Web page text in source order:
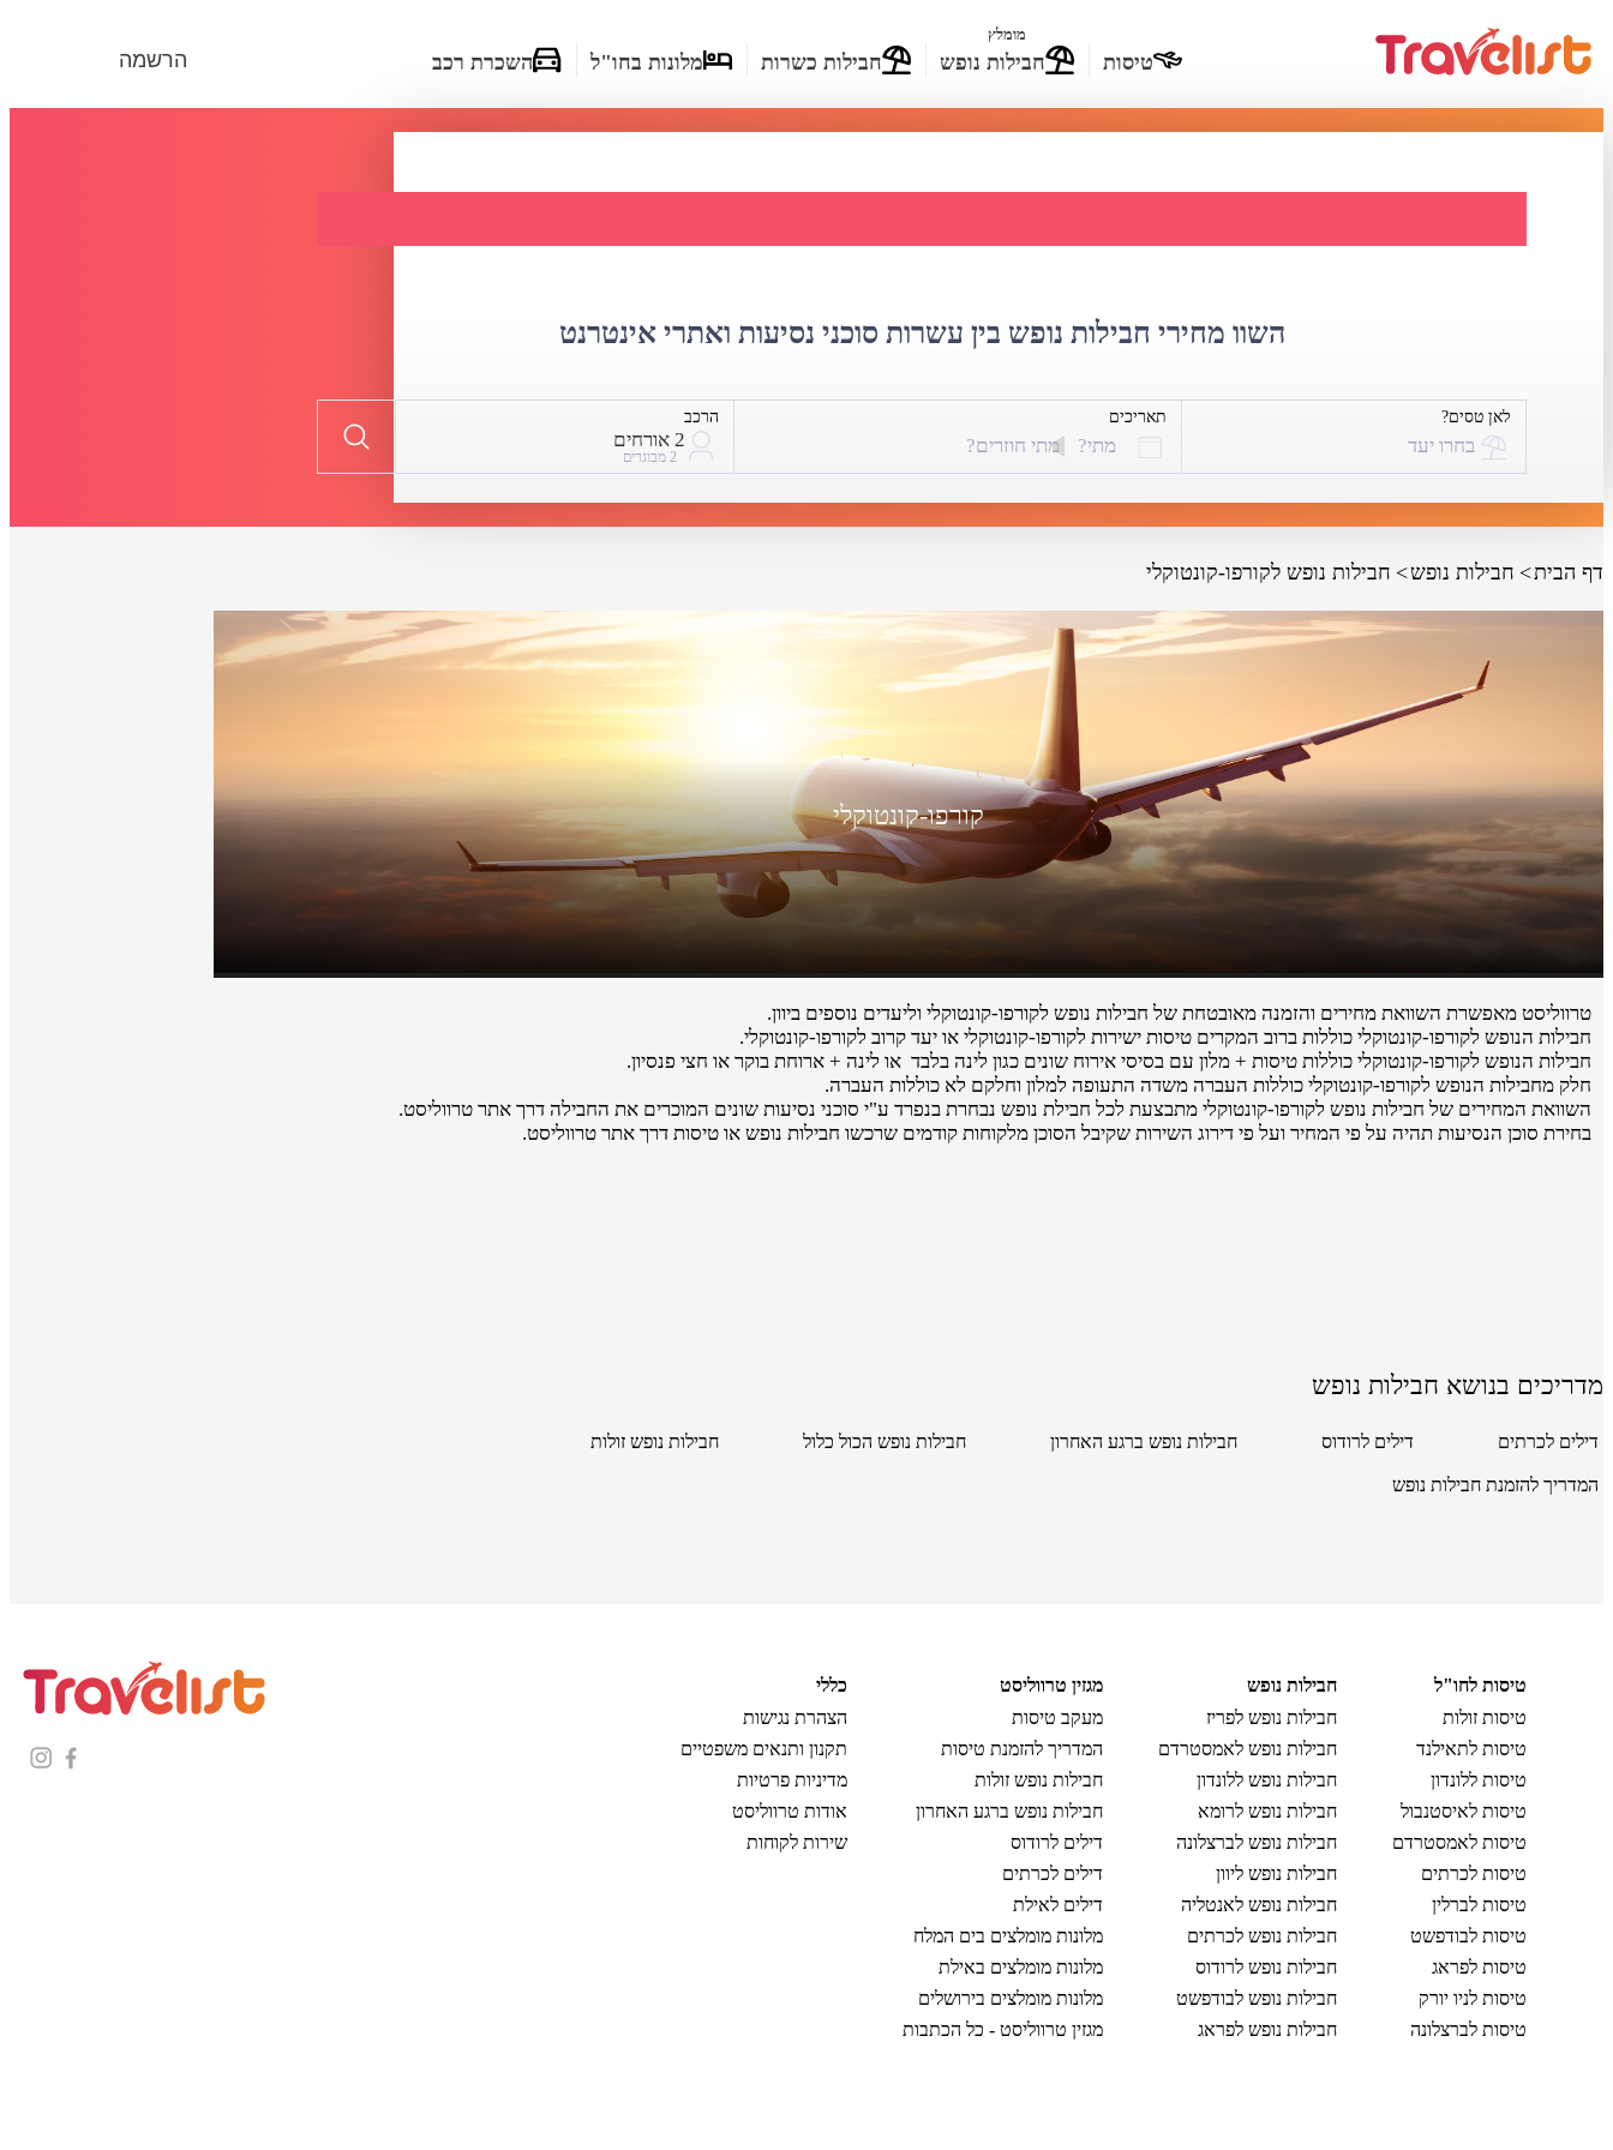
הרשמה טיסות
מומלץ
חבילות נופש חבילות כשרות מלונות בחו"ל השכרת רכב
השוו מחירי חבילות נופש בין עשרות סוכני נסיעות ואתרי אינטרנט
לאן טסים?
בחרו יעד
תאריכים
מתי? מתי חוזרים?
הרכב
2 אורחים
2 מבוגרים
דף הבית חבילות נופש חבילות נופש לקורפו-קונטוקלי
קורפו-קונטוקלי
טרווליסט מאפשרת השוואת מחירים והזמנה מאובטחת של חבילות נופש לקורפו-קונטוקלי וליעדים נוספים ביוון.
חבילות הנופש לקורפו-קונטוקלי כוללות ברוב המקרים טיסות ישירות לקורפו-קונטוקלי או יעד קרוב לקורפו-קונטוקלי.
חבילות הנופש לקורפו-קונטוקלי כוללות טיסות + מלון עם בסיסי אירוח שונים כגון לינה בלבד או לינה + ארוחת בוקר או חצי פנסיון.
חלק מחבילות הנופש לקורפו-קונטוקלי כוללות העברה משדה התעופה למלון וחלקם לא כוללות העברה.
השוואת המחירים של חבילות נופש לקורפו-קונטוקלי מתבצעת לכל חבילת נופש נבחרת בנפרד ע"י סוכני נסיעות שונים המוכרים את החבילה דרך אתר טרווליסט.
בחירת סוכן הנסיעות תהיה על פי המחיר ועל פי דירוג השירות שקיבל הסוכן מלקוחות קודמים שרכשו חבילות נופש או טיסות דרך אתר טרווליסט.
מדריכים בנושא חבילות נופש
דילים לכרתים דילים לרודוס חבילות נופש ברגע האחרון חבילות נופש הכול כלול חבילות נופש זולות
המדריך להזמנת חבילות נופש
טיסות לחו"ל
טיסות זולות
טיסות לתאילנד
טיסות ללונדון
טיסות לאיסטנבול
טיסות לאמסטרדם
טיסות לכרתים
טיסות לברלין
טיסות לבודפשט
טיסות לפראג
טיסות לניו יורק
טיסות לברצלונה
חבילות נופש
חבילות נופש לפריז
חבילות נופש לאמסטרדם
חבילות נופש ללונדון
חבילות נופש לרומא
חבילות נופש לברצלונה
חבילות נופש ליוון
חבילות נופש לאנטליה
חבילות נופש לכרתים
חבילות נופש לרודוס
חבילות נופש לבודפשט
חבילות נופש לפראג
מגזין טרווליסט
מעקב טיסות
המדריך להזמנת טיסות
חבילות נופש זולות
חבילות נופש ברגע האחרון
דילים לרודוס
דילים לכרתים
דילים לאילת
מלונות מומלצים בים המלח
מלונות מומלצים באילת
מלונות מומלצים בירושלים
מגזין טרווליסט - כל הכתבות
כללי
הצהרת נגישות
תקנון ותנאים משפטיים
מדיניות פרטיות
אודות טרווליסט
שירות לקוחות